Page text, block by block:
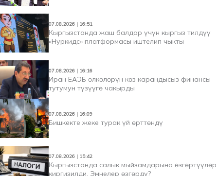
07.08.2026 | 16:51
Кыргызстанда жаш балдар үчүн кыргыз тилдүү
«Нуркидс» платформасы иштелип чыкты
07.08.2026 | 16:16
Иран ЕАЭБ өлкөлөрүн көз карандысыз финансы
тутумун түзүүгө чакырды
07.08.2026 | 16:09
Бишкекте жеке турак үй өрттөндү
07.08.2026 | 15:42
Кыргызстанда салык мыйзамдарына өзгөртүүлөр
киргизилди. Эмнелер өзгөрдү?